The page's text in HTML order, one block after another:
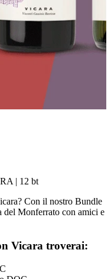
| 12 bt
Con il nostro Bundle
del Monferrato con amici e
Vicara troverai: